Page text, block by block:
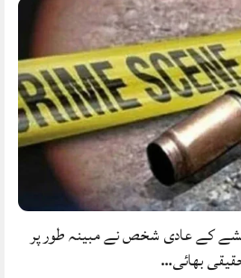
کے عادی شخص نے مبینہ طور پر
بھائی…